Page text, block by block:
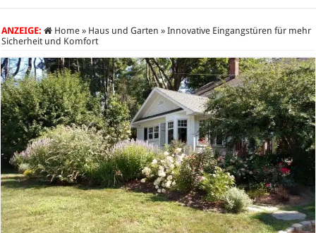
ANZEIGE: Home » Haus und Garten » Innovative Eingangstüren für mehr
Sicherheit und Komfort